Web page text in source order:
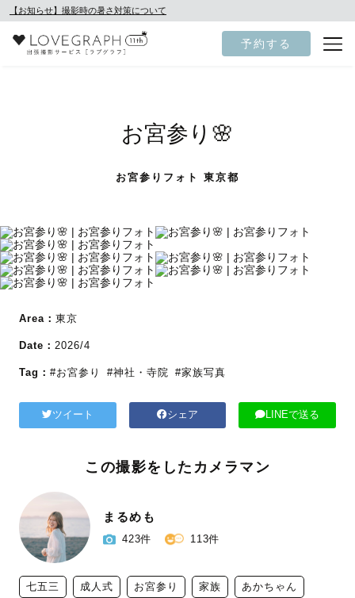
【お知らせ】撮影時の暑さ対策について
予約する
お宮参り🌸
お宮参りフォト 東京都
Area： 東京
Date： 2026/4
Tag： #お宮参り #神社・寺院 #家族写真
ツイート シェア LINEで送る
この撮影をしたカメラマン
まるめも
423件 113件
七五三 成人式 お宮参り 家族 あかちゃん